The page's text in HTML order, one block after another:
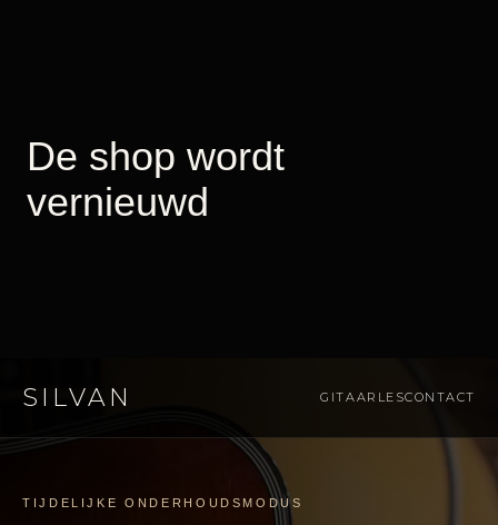
SILVAN GITAARLESCONTACT
TIJDELIJKE ONDERHOUDSMODUS